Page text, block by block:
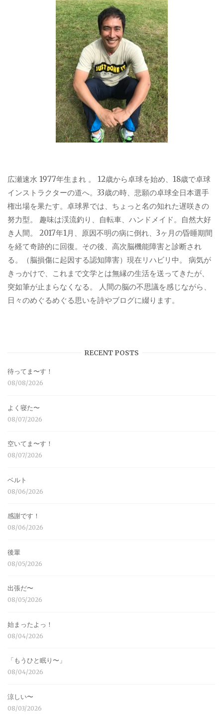
広瀬速水 1977年生まれ 。 12歳から卓球を始め、18歳で卓球
インストラクターの道へ。33歳の時、悲願の卓球全日本選手
権出場を果たす。卓球界では、ちょっと名の知れた遅咲きの
努力型。 趣味は渓流釣り、自転車、ハンドメイド。自然大好
き人間。 2017年1月、原因不明の病に倒れ、3ヶ月の昏睡期間
を経て奇跡的に回復。その後、高次脳機能障害と診断され
る。（脳損傷に起因する認知障害）現在リハビリ中。 病気が
きっかけで、これまで文学とは無縁の生活を送ってきたが、
突如筆が止まらなくなる。 人間の脳の不思議を感じながら、
日々のめぐるめぐる思いを詩やブログに綴ります。
RECENT POSTS
待ってま〜す！
08/08/2026
よく寝た〜
08/07/2026
空いてま〜す！
08/07/2026
ベルト
08/06/2026
感謝です！
08/06/2026
後輩
08/05/2026
出張だ〜
08/05/2026
始まったよっ！
08/04/2026
「もうひと眠り〜」
08/04/2026
涼しい〜
08/03/2026